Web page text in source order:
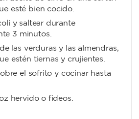
esté bien cocido.
y saltear durante
3 minutos.
las verduras y las almendras,
estén tiernas y crujientes.
el sofrito y cocinar hasta
hervido o fideos.